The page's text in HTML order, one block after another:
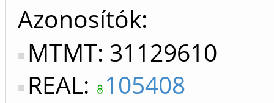
Azonosítók
MTMT: 31129610
REAL: 105408